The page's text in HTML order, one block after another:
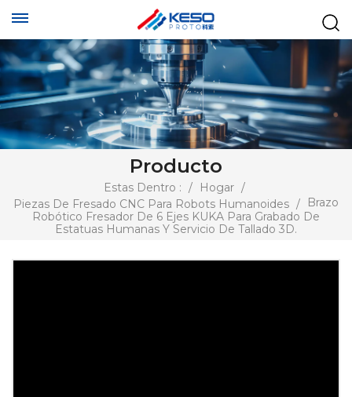
Producto
Estas Dentro : / Hogar /
Piezas De Fresado CNC Para Robots Humanoides /
Brazo
Robótico Fresador De 6 Ejes KUKA Para Grabado De
Estatuas Humanas Y Servicio De Tallado 3D.